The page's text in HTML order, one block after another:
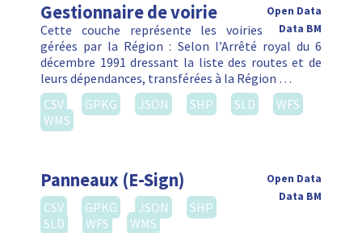
Gestionnaire de voirie
Open Data
Data BM
Cette couche représente les voiries
gérées par la Région : Selon l’Arrêté royal du 6
décembre 1991 dressant la liste des routes et de
leurs dépendances, transférées à la Région …
CSV
GPKG JSON SHP SLD
WFS
WMS
Panneaux (E-Sign)
Open Data
Data BM
CSV GPKG JSON
SHP
SLD
WFS WMS